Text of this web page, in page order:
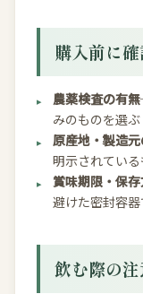
購入前に
農薬検査の有無
みのものを選ぶ
原産地・製造
明示されてい
賞味期限・保
避けた密封容
飲む際の